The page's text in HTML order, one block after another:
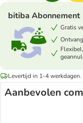
bitiba Abonnement
Gratis
Levertijd in 1-4 werkdagen.
Aanbevolen